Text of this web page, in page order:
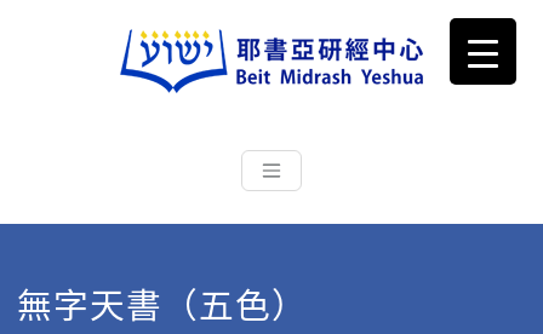
耶書亞研經中心
根源明白聖經，成為更好的門徒
無字天書（五色）